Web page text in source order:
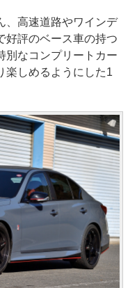
高速道路やワインデ
好評のベース車の持つ
別なコンプリートカー
楽しめるようにした1